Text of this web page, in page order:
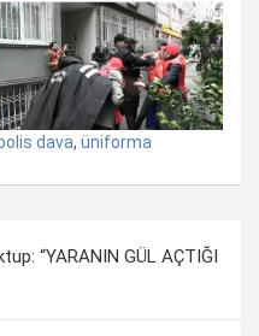
dava, üniforma
“YARANIN GÜL AÇTIĞI